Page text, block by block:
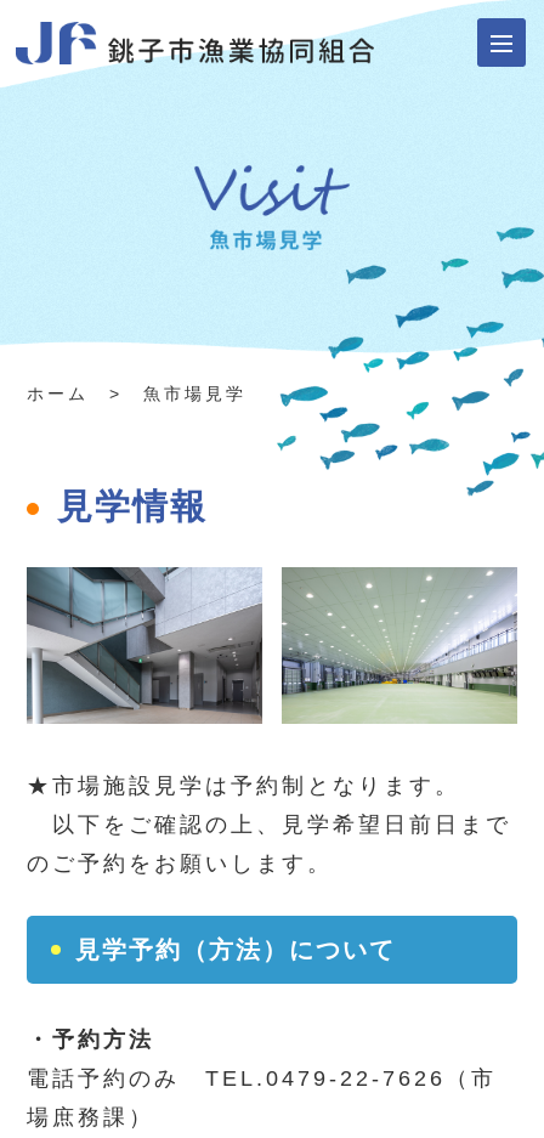
ホーム > 魚市場見学
見学情報
★市場施設見学は予約制となります。
以下をご確認の上、見学希望日前日まで
のご予約をお願いします。
見学予約（方法）について
・予約方法
電話予約のみ TEL.0479-22-7626（市
場庶務課）